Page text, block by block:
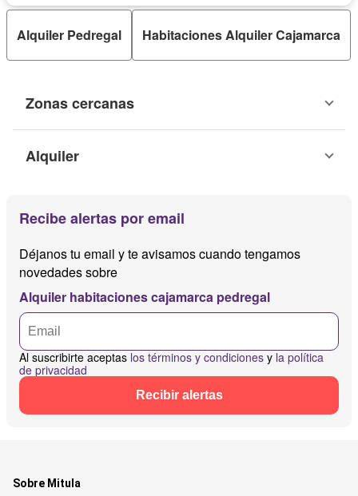
Gas natural
Wifi Completamente amoblado
Alquiler Pedregal Habitaciones Alquiler Cajamarca
Zonas cercanas
Alquiler
Recibe alertas por email
Déjanos tu email y te avisamos cuando tengamos
novedades sobre
Alquiler habitaciones cajamarca pedregal
Al suscribirte aceptas los términos y condiciones y la política
de privacidad
Recibir alertas
Sobre Mitula